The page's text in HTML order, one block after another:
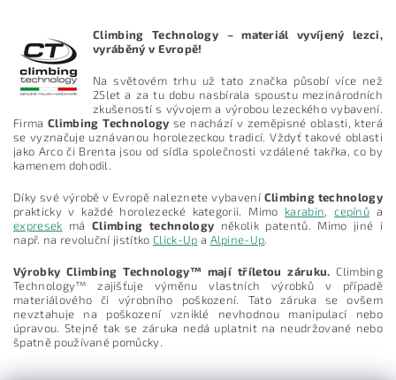
Vložením hodnocení souhlasíte s
podmínkami ochrany
osobních údajů
Climbing Technology – materiál vyvíjený lezci,
vyráběný v Evropě!
Na světovém trhu už tato značka působí více než
25let a za tu dobu nasbírala spoustu mezinárodních
zkušeností s vývojem a výrobou lezeckého vybavení.
FirmaClimbing Technology se nachází v zeměpisné oblasti, která
se vyznačuje uznávanou horolezeckou tradicí. Vždyť takové oblasti
jako Arco či Brenta jsou od sídla společnosti vzdálené takřka, co by
kamenem dohodil.
Díky své výrobě v Evropě naleznete vybavení Climbing technology
prakticky v každé horolezecké kategorii. Mimo karabin,cepínů a
expresek máClimbing technology několik patentů. Mimo jiné i
např. na revoluční jistítko Click-Up a Alpine-Up.
Výrobky Climbing Technology™ mají tříletou záruku. Climbing
Technology™ zajišťuje výměnu vlastních výrobků v případě
materiálového či výrobního poškození. Tato záruka se ovšem
nevztahuje na poškození vzniklé nevhodnou manipulací nebo
úpravou. Stejně tak se záruka nedá uplatnit na neudržované nebo
špatně používané pomůcky.